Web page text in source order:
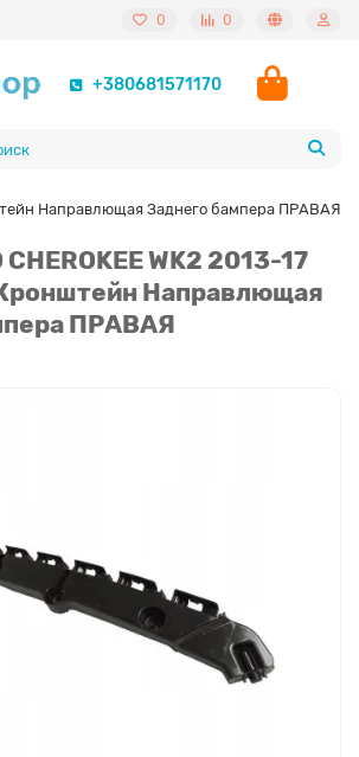
0 0
+380681571170
Направлющая Заднего бампера ПРАВАЯ
CHEROKEE WK2 2013-17
Направлющая
ПРАВАЯ